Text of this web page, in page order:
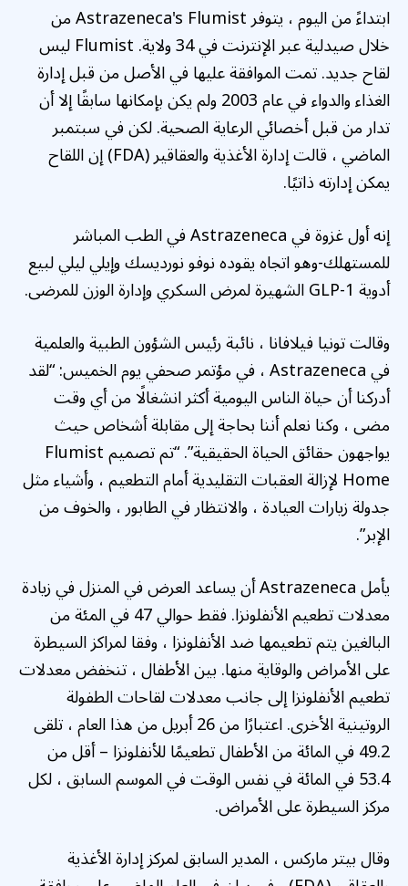
ابتداءً من اليوم ، يتوفر Astrazeneca's Flumist من
خلال صيدلية عبر الإنترنت في 34 ولاية. Flumist ليس
لقاح جديد. تمت الموافقة عليها في الأصل من قبل إدارة
الغذاء والدواء في عام 2003 ولم يكن بإمكانها سابقًا إلا أن
تدار من قبل أخصائي الرعاية الصحية. لكن في سبتمبر
الماضي ، قالت إدارة الأغذية والعقاقير (FDA) إن اللقاح
يمكن إدارته ذاتيًا.
إنه أول غزوة في Astrazeneca في الطب المباشر
للمستهلك-وهو اتجاه يقوده نوفو نورديسك وإيلي ليلي لبيع
أدوية GLP-1 الشهيرة لمرض السكري وإدارة الوزن للمرضى.
وقالت تونيا فيلافانا ، نائبة رئيس الشؤون الطبية والعلمية
في Astrazeneca ، في مؤتمر صحفي يوم الخميس: “لقد
أدركنا أن حياة الناس اليومية أكثر انشغالًا من أي وقت
مضى ، وكنا نعلم أننا بحاجة إلى مقابلة أشخاص حيث
يواجهون حقائق الحياة الحقيقية”. “تم تصميم Flumist
Home لإزالة العقبات التقليدية أمام التطعيم ، وأشياء مثل
جدولة زيارات العيادة ، والانتظار في الطابور ، والخوف من
الإبر”.
يأمل Astrazeneca أن يساعد العرض في المنزل في زيادة
معدلات تطعيم الأنفلونزا. فقط حوالي 47 في المئة من
البالغين يتم تطعيمها ضد الأنفلونزا ، وفقا لمراكز السيطرة
على الأمراض والوقاية منها. بين الأطفال ، تنخفض معدلات
تطعيم الأنفلونزا إلى جانب معدلات لقاحات الطفولة
الروتينية الأخرى. اعتبارًا من 26 أبريل من هذا العام ، تلقى
49.2 في المائة من الأطفال تطعيمًا للأنفلونزا – أقل من
53.4 في المائة في نفس الوقت في الموسم السابق ، لكل
مركز السيطرة على الأمراض.
وقال بيتر ماركس ، المدير السابق لمركز إدارة الأغذية